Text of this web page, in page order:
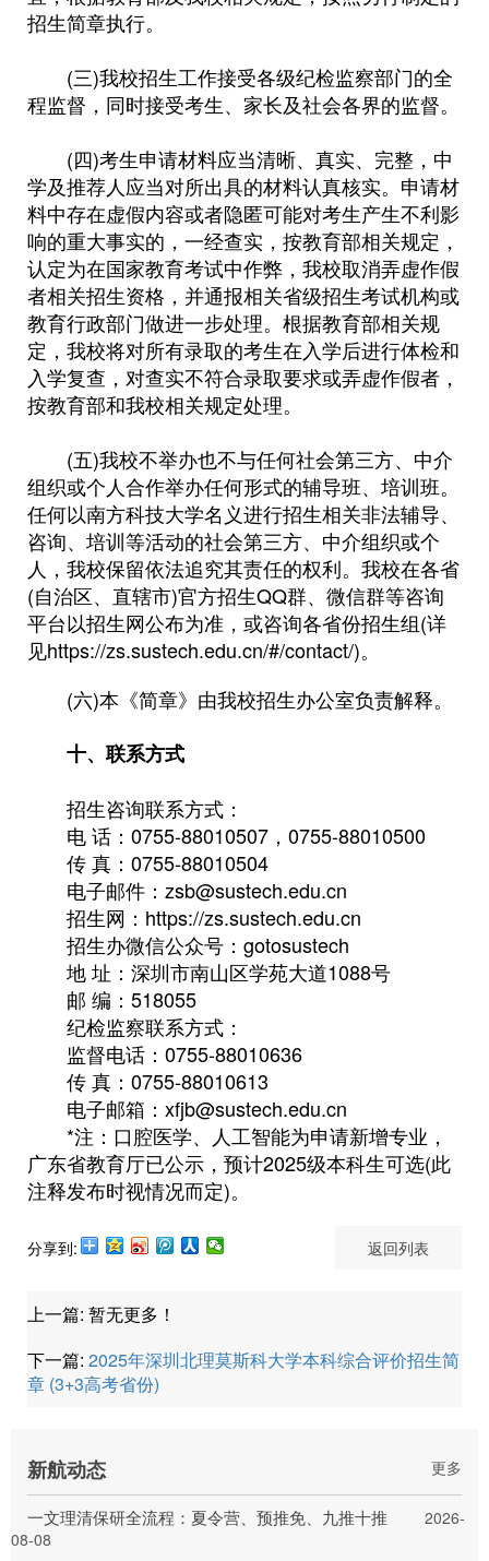
招生简章执行。
(三)我校招生工作接受各级纪检监察部门的全
程监督，同时接受考生、家长及社会各界的监督。
(四)考生申请材料应当清晰、真实、完整，中
学及推荐人应当对所出具的材料认真核实。申请材
料中存在虚假内容或者隐匿可能对考生产生不利影
响的重大事实的，一经查实，按教育部相关规定，
认定为在国家教育考试中作弊，我校取消弄虚作假
者相关招生资格，并通报相关省级招生考试机构或
教育行政部门做进一步处理。根据教育部相关规
定，我校将对所有录取的考生在入学后进行体检和
入学复查，对查实不符合录取要求或弄虚作假者，
按教育部和我校相关规定处理。
(五)我校不举办也不与任何社会第三方、中介
组织或个人合作举办任何形式的辅导班、培训班。
任何以南方科技大学名义进行招生相关非法辅导、
咨询、培训等活动的社会第三方、中介组织或个
人，我校保留依法追究其责任的权利。我校在各省
(自治区、直辖市)官方招生QQ群、微信群等咨询
平台以招生网公布为准，或咨询各省份招生组(详
见https://zs.sustech.edu.cn/#/contact/)。
(六)本《简章》由我校招生办公室负责解释。
十、联系方式
招生咨询联系方式：
电 话：0755-88010507，0755-88010500
传 真：0755-88010504
电子邮件：zsb@sustech.edu.cn
招生网：https://zs.sustech.edu.cn
招生办微信公众号：gotosustech
地 址：深圳市南山区学苑大道1088号
邮 编：518055
纪检监察联系方式：
监督电话：0755-88010636
传 真：0755-88010613
电子邮箱：xfjb@sustech.edu.cn
*注：口腔医学、人工智能为申请新增专业，
广东省教育厅已公示，预计2025级本科生可选(此
注释发布时视情况而定)。
分享到: 返回列表
上一篇: 暂无更多！
下一篇: 2025年深圳北理莫斯科大学本科综合评价招生简
章 (3+3高考省份)
新航动态 更多
一文理清保研全流程：夏令营、预推免、九推十推
2026-
08-08